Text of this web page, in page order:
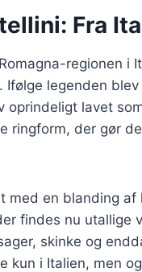
Fra
regionen i
legenden
oprindeligt lavet
ringform, der gør
med en blanding
findes nu utallige
skinke og
kun i Italien, men